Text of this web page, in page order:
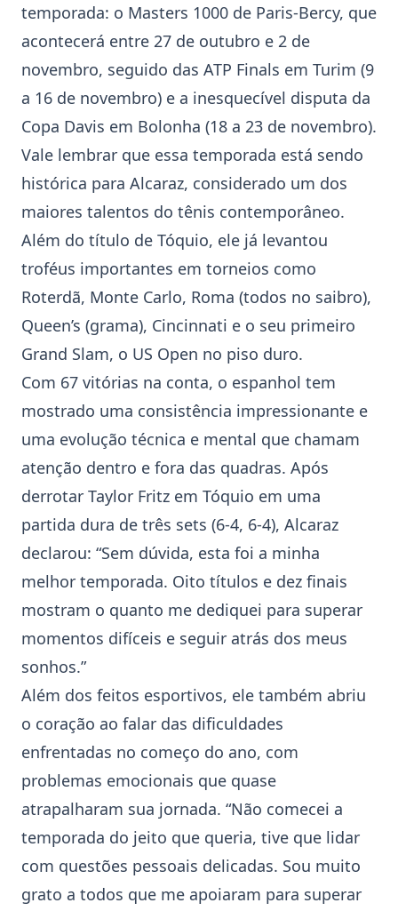
temporada: o Masters 1000 de Paris-Bercy, que
acontecerá entre 27 de outubro e 2 de
novembro, seguido das ATP Finals em Turim (9
a 16 de novembro) e a inesquecível disputa da
Copa Davis em Bolonha (18 a 23 de novembro).
Vale lembrar que essa temporada está sendo
histórica para Alcaraz, considerado um dos
maiores talentos do tênis contemporâneo.
Além do título de Tóquio, ele já levantou
troféus importantes em torneios como
Roterdã, Monte Carlo, Roma (todos no saibro),
Queen’s (grama), Cincinnati e o seu primeiro
Grand Slam, o US Open no piso duro.
Com 67 vitórias na conta, o espanhol tem
mostrado uma consistência impressionante e
uma evolução técnica e mental que chamam
atenção dentro e fora das quadras. Após
derrotar Taylor Fritz em Tóquio em uma
partida dura de três sets (6-4, 6-4), Alcaraz
declarou: “Sem dúvida, esta foi a minha
melhor temporada. Oito títulos e dez finais
mostram o quanto me dediquei para superar
momentos difíceis e seguir atrás dos meus
sonhos.”
Além dos feitos esportivos, ele também abriu
o coração ao falar das dificuldades
enfrentadas no começo do ano, com
problemas emocionais que quase
atrapalharam sua jornada. “Não comecei a
temporada do jeito que queria, tive que lidar
com questões pessoais delicadas. Sou muito
grato a todos que me apoiaram para superar